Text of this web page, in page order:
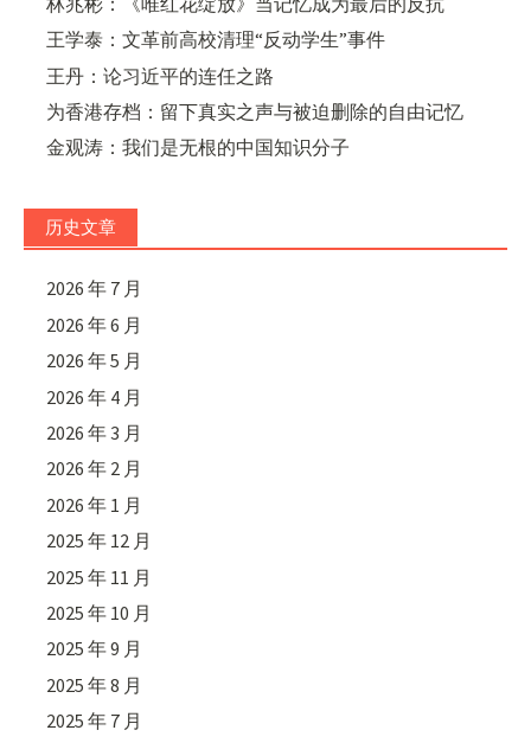
王学泰：文革前高校清理“反动学生”事件
王丹：论习近平的连任之路
为香港存档：留下真实之声与被迫删除的自由记忆
金观涛：我们是无根的中国知识分子
历史文章
2026 年 7 月
2026 年 6 月
2026 年 5 月
2026 年 4 月
2026 年 3 月
2026 年 2 月
2026 年 1 月
2025 年 12 月
2025 年 11 月
2025 年 10 月
2025 年 9 月
2025 年 8 月
2025 年 7 月